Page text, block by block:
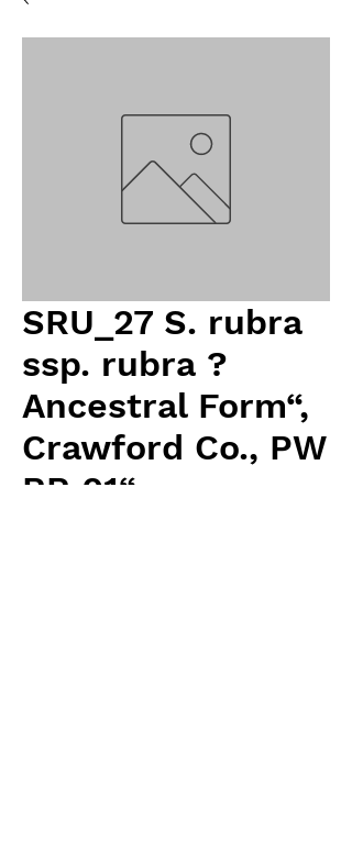
SRU_27 S. rubra
ssp. rubra ?
Ancestral Form“,
Crawford Co., PW
RR 01“